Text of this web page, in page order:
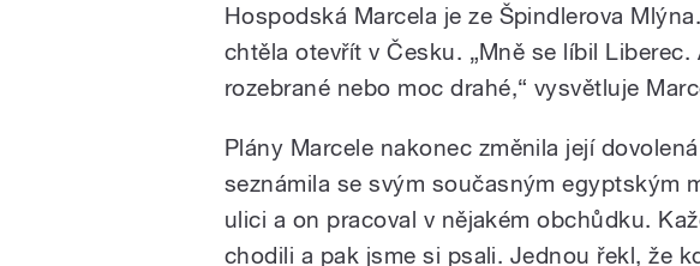
Hospodská Marcela je ze Špindlerova
chtěla otevřít v Česku. „Mně se líbil
rozebrané nebo moc drahé,“ vysvětluje
Plány Marcele nakonec změnila její
seznámila se svým současným egyptským
ulici a on pracoval v nějakém obchůdku.
chodili a pak jsme si psali. Jednou řekl, že